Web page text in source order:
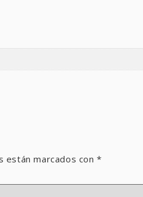
están marcados con*